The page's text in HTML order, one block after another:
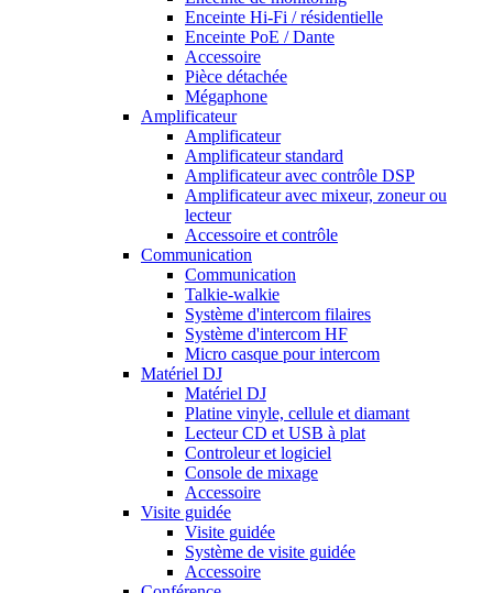
Enceinte Hi-Fi / résidentielle
Enceinte PoE / Dante
Accessoire
Pièce détachée
Mégaphone
Amplificateur
Amplificateur
Amplificateur standard
Amplificateur avec contrôle DSP
Amplificateur avec mixeur, zoneur ou
lecteur
Accessoire et contrôle
Communication
Communication
Talkie-walkie
Système d'intercom filaires
Système d'intercom HF
Micro casque pour intercom
Matériel DJ
Matériel DJ
Platine vinyle, cellule et diamant
Lecteur CD et USB à plat
Controleur et logiciel
Console de mixage
Accessoire
Visite guidée
Visite guidée
Système de visite guidée
Accessoire